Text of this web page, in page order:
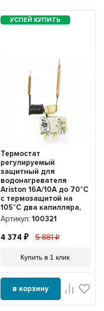
Термостат
регулируемый
защитный для
водонагревателя
Ariston 16А/10А до 70°С
с термозащитой на
105°С два капилляра,
TBS, 100321
Артикул: 100321
4 374 5 881
Купить в 1 клик
в корзину